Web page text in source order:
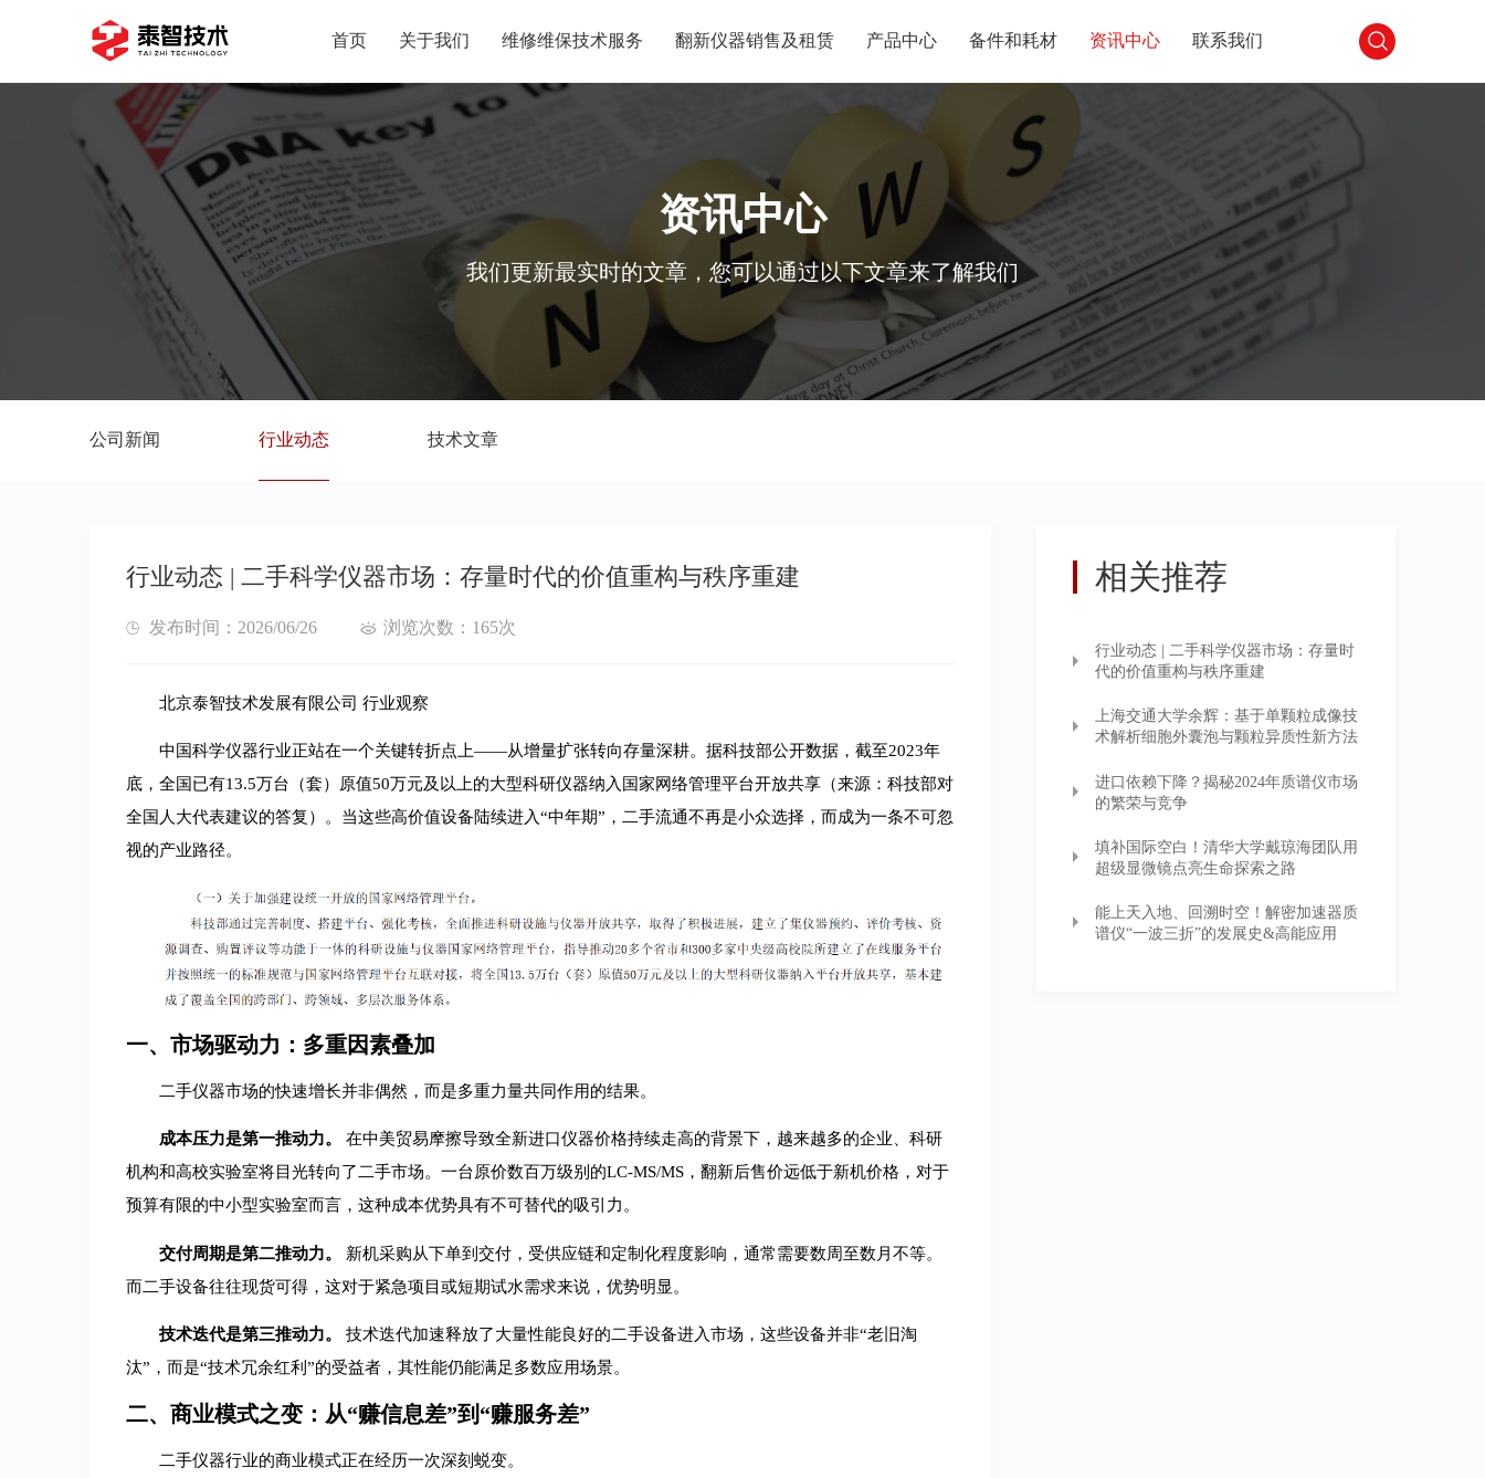
首页 关于我们 维修维保技术服务 翻新仪器销售及租赁 产品中心 备件和耗材 资讯中心 联系我们
资讯中心
我们更新最实时的文章，您可以通过以下文章来了解我们
公司新闻 行业动态 技术文章
行业动态 | 二手科学仪器市场：存量时代的价值重构与秩序重建
发布时间：2026/06/26 浏览次数：165次
北京泰智技术发展有限公司 行业观察
中国科学仪器行业正站在一个关键转折点上——从增量扩张转向存量深耕。据科技部公开数据，截至2023年
底，全国已有13.5万台（套）原值50万元及以上的大型科研仪器纳入国家网络管理平台开放共享（来源：科技部对
全国人大代表建议的答复）。当这些高价值设备陆续进入“中年期”，二手流通不再是小众选择，而成为一条不可忽
视的产业路径。
一、市场驱动力：多重因素叠加
二手仪器市场的快速增长并非偶然，而是多重力量共同作用的结果。
成本压力是第一推动力。
在中美贸易摩擦导致全新进口仪器价格持续走高的背景下，越来越多的企业、科研
机构和高校实验室将目光转向了二手市场。一台原价数百万级别的LC-MS/MS，翻新后售价远低于新机价格，对于
预算有限的中小型实验室而言，这种成本优势具有不可替代的吸引力。
交付周期是第二推动力。
新机采购从下单到交付，受供应链和定制化程度影响，通常需要数周至数月不等。
而二手设备往往现货可得，这对于紧急项目或短期试水需求来说，优势明显。
技术迭代是第三推动力。
技术迭代加速释放了大量性能良好的二手设备进入市场，这些设备并非“老旧淘
汰”，而是“技术冗余红利”的受益者，其性能仍能满足多数应用场景。
二、商业模式之变：从“赚信息差”到“赚服务差”
二手仪器行业的商业模式正在经历一次深刻蜕变。
相关推荐
行业动态 | 二手科学仪器市场：存量时
代的价值重构与秩序重建
上海交通大学余辉：基于单颗粒成像技
术解析细胞外囊泡与颗粒异质性新方法
进口依赖下降？揭秘2024年质谱仪市场
的繁荣与竞争
填补国际空白！清华大学戴琼海团队用
超级显微镜点亮生命探索之路
能上天入地、回溯时空！解密加速器质
谱仪“一波三折”的发展史&高能应用